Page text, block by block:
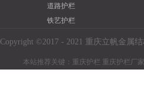
道路护栏
铁艺护栏
Copyright ©2017 - 2021 重庆立帆金属结
本站推荐关键：重庆护栏 重庆护栏厂